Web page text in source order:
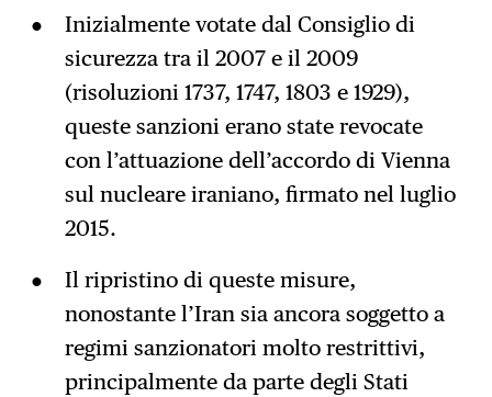
Inizialmente votate dal Consiglio di
sicurezza tra il 2007 e il 2009
(risoluzioni 1737, 1747, 1803 e 1929),
queste sanzioni erano state revocate
con l’attuazione dell’accordo di Vienna
sul nucleare iraniano, firmato nel luglio
2015.
Il ripristino di queste misure,
nonostante l’Iran sia ancora soggetto a
regimi sanzionatori molto restrittivi,
principalmente da parte degli Stati